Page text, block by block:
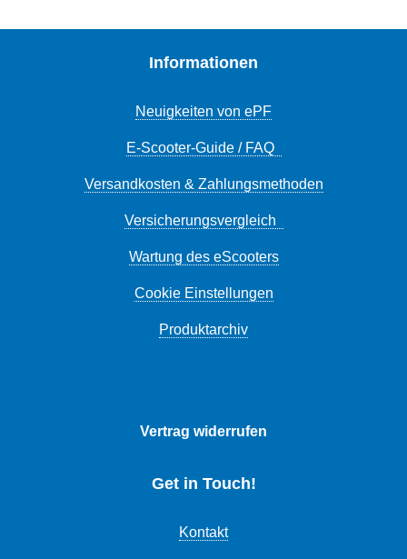
Informationen
Neuigkeiten von ePF
E-Scooter-Guide / FAQ
Versandkosten & Zahlungsmethoden
Versicherungsvergleich
Wartung des eScooters
Cookie Einstellungen
Produktarchiv
Vertrag widerrufen
Get in Touch!
Kontakt